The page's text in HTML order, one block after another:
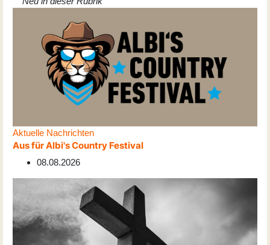
Aktuelle Nachrichten
Aus für Albi's Country Festival
08.08.2026